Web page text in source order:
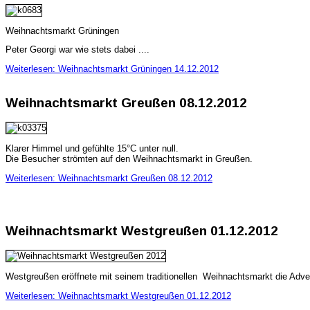
Weihnachtsmarkt Grüningen
Peter Georgi war wie stets dabei ....
Weiterlesen: Weihnachtsmarkt Grüningen 14.12.2012
Weihnachtsmarkt Greußen 08.12.2012
Klarer Himmel und gefühlte 15°C unter null.
Die Besucher strömten auf den Weihnachtsmarkt in Greußen.
Weiterlesen: Weihnachtsmarkt Greußen 08.12.2012
Weihnachtsmarkt Westgreußen 01.12.2012
Westgreußen eröffnete mit seinem traditionellen Weihnachtsmarkt die
Weiterlesen: Weihnachtsmarkt Westgreußen 01.12.2012